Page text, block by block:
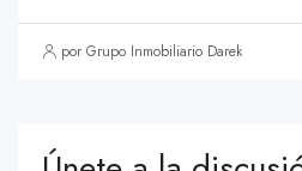
por Grupo Inmobiliario Darek